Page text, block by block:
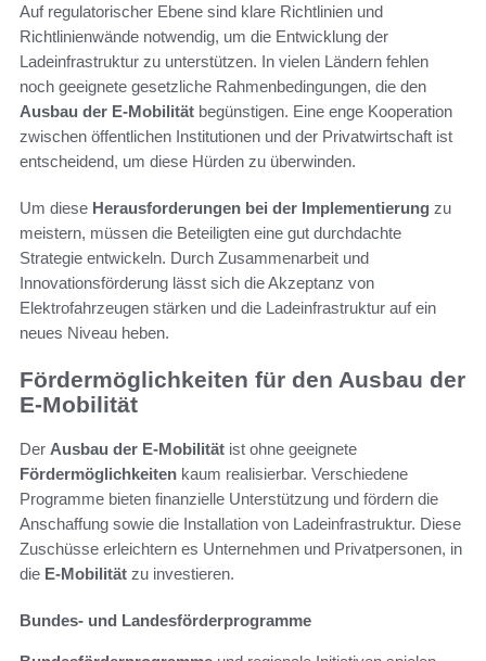
Auf regulatorischer Ebene sind klare Richtlinien und
Richtlinienwände notwendig, um die Entwicklung der
Ladeinfrastruktur zu unterstützen. In vielen Ländern fehlen
noch geeignete gesetzliche Rahmenbedingungen, die den
Ausbau der E-Mobilität begünstigen. Eine enge Kooperation
zwischen öffentlichen Institutionen und der Privatwirtschaft ist
entscheidend, um diese Hürden zu überwinden.
Um diese Herausforderungen bei der Implementierung zu
meistern, müssen die Beteiligten eine gut durchdachte
Strategie entwickeln. Durch Zusammenarbeit und
Innovationsförderung lässt sich die Akzeptanz von
Elektrofahrzeugen stärken und die Ladeinfrastruktur auf ein
neues Niveau heben.
Fördermöglichkeiten für den Ausbau der
E-Mobilität
Der Ausbau der E-Mobilität ist ohne geeignete
Fördermöglichkeiten kaum realisierbar. Verschiedene
Programme bieten finanzielle Unterstützung und fördern die
Anschaffung sowie die Installation von Ladeinfrastruktur. Diese
Zuschüsse erleichtern es Unternehmen und Privatpersonen, in
die E-Mobilität zu investieren.
Bundes- und Landesförderprogramme